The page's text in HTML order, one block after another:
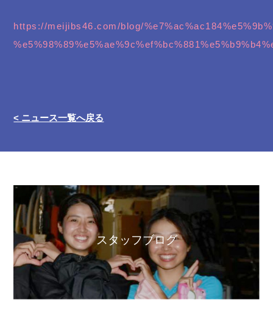
https://meijibs46.com/blog/
< ニュース一覧へ戻る
スタッフブログ